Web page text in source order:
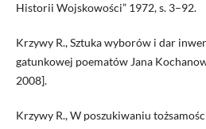
Historii Wojskowości” 1972, s. 3–92.
Krzywy R., Sztuka wyborów i dar
gatunkowej poematów Jana
2008].
Krzywy R., W poszukiwaniu